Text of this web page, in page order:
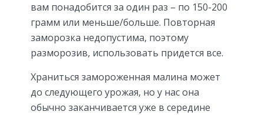
вам понадобится за один раз – по 150-200
грамм или меньше/больше. Повторная
заморозка недопустима, поэтому
разморозив, использовать придется все.
Храниться замороженная малина может
до следующего урожая, но у нас она
обычно заканчивается уже в середине